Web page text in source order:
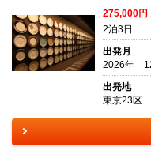
275,000円
2泊3日
出発月
2026年
出発地
東京23区